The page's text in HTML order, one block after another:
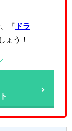
『 ドラ
ょう！